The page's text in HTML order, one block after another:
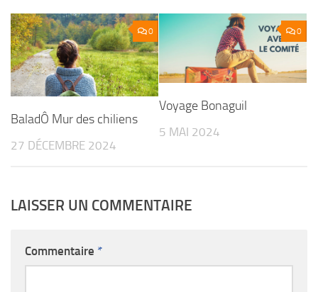
0
BaladÔ Mur des chiliens
27 DÉCEMBRE 2024
0
Voyage Bonaguil
5 MAI 2024
LAISSER UN COMMENTAIRE
Commentaire *